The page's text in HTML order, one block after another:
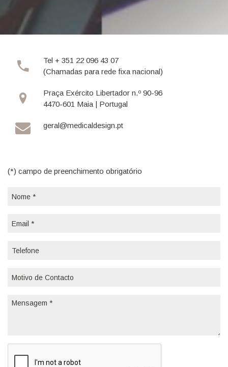
Tel + 351 22 096 43 07
(Chamadas para rede fixa nacional)
Praça Exército Libertador n.º 90-96
4470-601 Maia | Portugal
geral@medicaldesign.pt
(*) campo de preenchimento obrigatório